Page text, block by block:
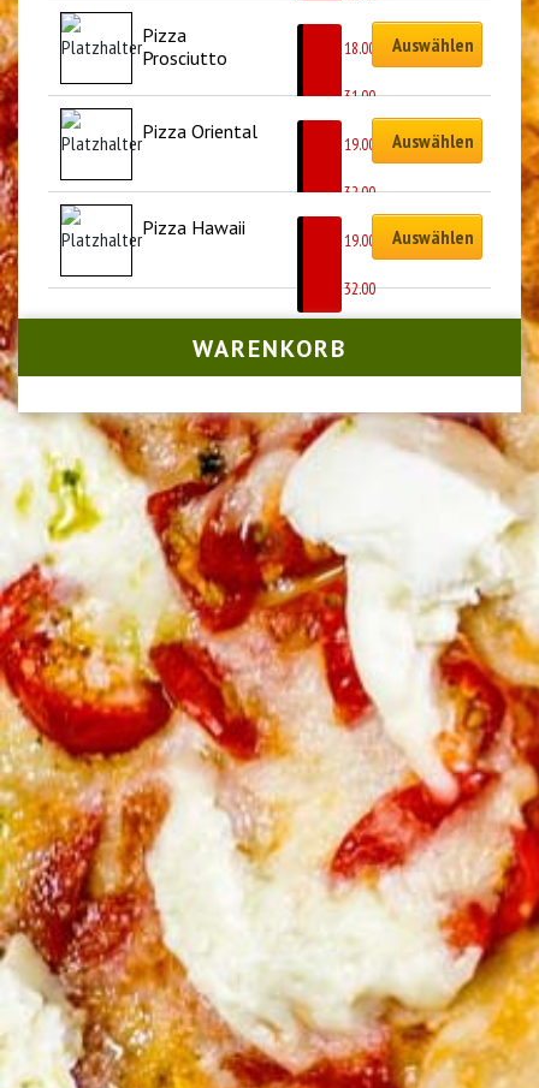
Pizza
Prosciutto
18.00
CHF31.00
Auswählen
Pizza Oriental
19.00
CHF32.00
Auswählen
Pizza Hawaii
19.00
32.00
Auswählen
WARENKORB